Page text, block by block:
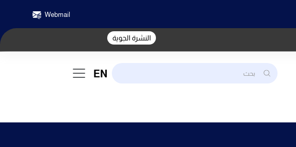
Webmail
النشرة الجوية
EN